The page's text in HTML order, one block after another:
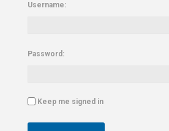
Username:
Password:
Keep me signed in